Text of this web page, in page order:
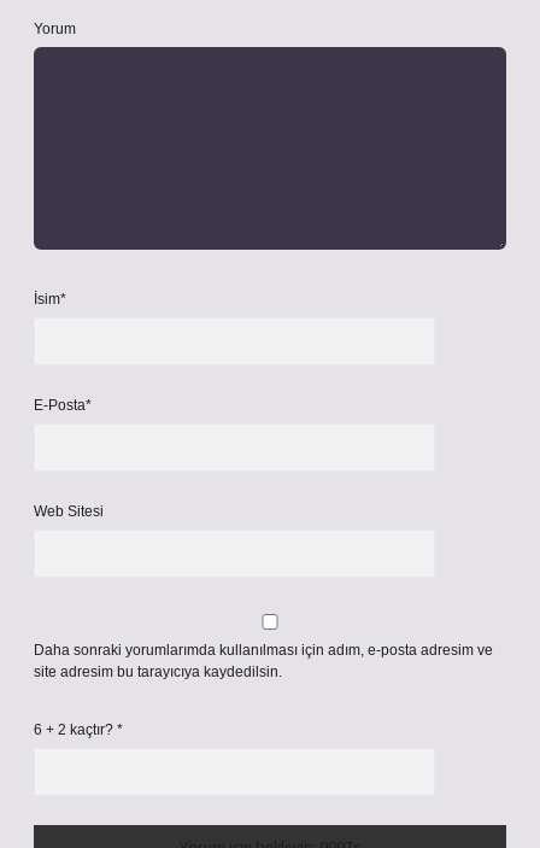
Yorum
İsim*
E-Posta*
Web Sitesi
Daha sonraki yorumlarımda kullanılması için adım, e-posta adresim ve
site adresim bu tarayıcıya kaydedilsin.
6 + 2 kaçtır? *